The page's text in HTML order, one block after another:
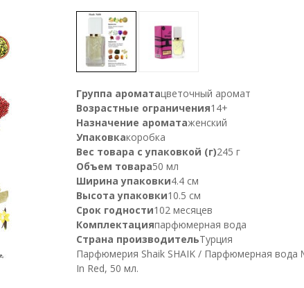
Группа ароматацветочный аромат
Возрастные ограничения14+
Назначение ароматаженский
Упаковкакоробка
Вес товара с упаковкой (г)245 г
Объем товара50 мл
Ширина упаковки4.4 см
Высота упаковки10.5 см
Срок годности102 месяцев
Комплектацияпарфюмерная вода
Страна производительТурция
Парфюмерия Shaik SHAIK / Парфюмерная вода
In Red, 50 мл.